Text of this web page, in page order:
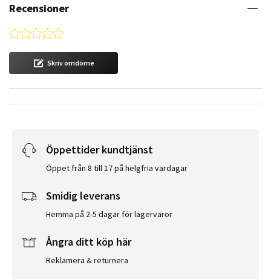
Recensioner
0.0 star rating
Skriv omdöme
Öppettider kundtjänst
Öppet från 8 till 17 på helgfria vardagar
Smidig leverans
Hemma på 2-5 dagar för lagervaror
Ångra ditt köp här
Reklamera & returnera